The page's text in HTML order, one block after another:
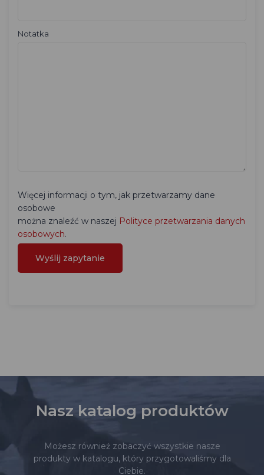
Notatka
Więcej informacji o tym, jak przetwarzamy dane
osobowe
można znaleźć w naszej Polityce przetwarzania danych
osobowych.
Nasz katalog produktów
Możesz również zobaczyć wszystkie nasze
produkty w katalogu, który przygotowaliśmy dla
Ciebie.